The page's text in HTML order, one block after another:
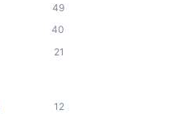
49
40
21
12